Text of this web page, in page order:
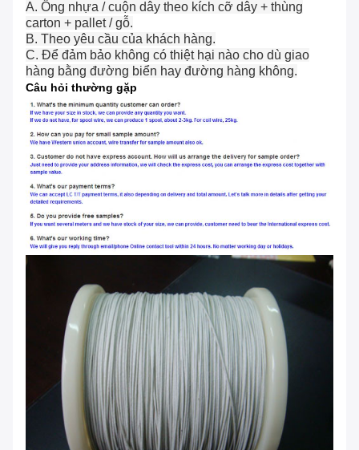
A. Ống nhựa / cuộn dây theo kích cỡ dây + thùng
carton + pallet / gỗ.
B. Theo yêu cầu của khách hàng.
C. Để đảm bảo không có thiệt hại nào cho dù giao
hàng bằng đường biển hay đường hàng không.
Câu hỏi thường gặp